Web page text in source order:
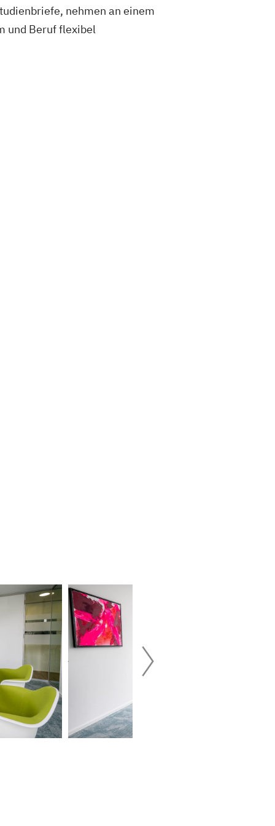
nehmen an einem
und Beruf flexibel